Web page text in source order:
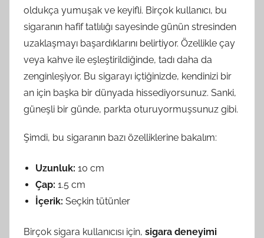
oldukça yumuşak ve keyifli. Birçok kullanıcı, bu
sigaranın hafif tatlılığı sayesinde günün stresinden
uzaklaşmayı başardıklarını belirtiyor. Özellikle çay
veya kahve ile eşleştirildiğinde, tadı daha da
zenginleşiyor. Bu sigarayı içtiğinizde, kendinizi bir
an için başka bir dünyada hissediyorsunuz. Sanki,
güneşli bir günde, parkta oturuyormuşsunuz gibi.
Şimdi, bu sigaranın bazı özelliklerine bakalım:
Uzunluk: 10 cm
Çap: 1.5 cm
İçerik: Seçkin tütünler
Birçok sigara kullanıcısı için, sigara deneyimi